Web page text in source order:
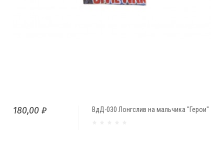
ВдД-030 Лонгслив на мальчика "Герои"
180,00 ₽